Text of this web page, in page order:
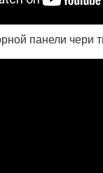
панели чери